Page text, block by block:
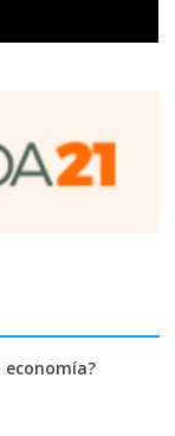
economía?